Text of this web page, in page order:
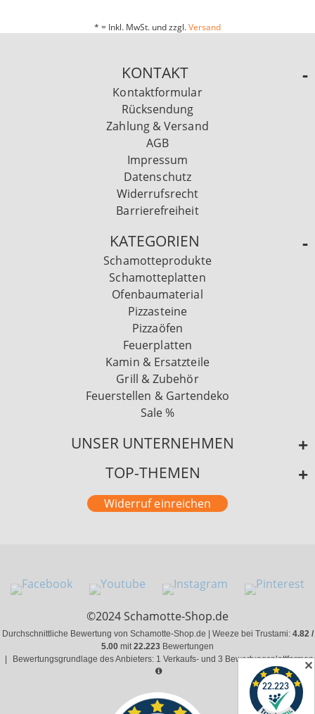
* = Inkl. MwSt. und zzgl.Versand
KONTAKT
Kontaktformular
Rücksendung
Zahlung & Versand
AGB
Impressum
Datenschutz
Widerrufsrecht
Barrierefreiheit
KATEGORIEN
Schamotteprodukte
Schamotteplatten
Ofenbaumaterial
Pizzasteine
Pizzaöfen
Feuerplatten
Kamin & Ersatzteile
Grill & Zubehör
Feuerstellen & Gartendeko
Sale %
UNSER UNTERNEHMEN
TOP-THEMEN
Widerruf einreichen
©2024 Schamotte-Shop.de
Durchschnittliche Bewertung von Schamotte-Shop.de | Weeze bei Trustami: 4.82 /
5.00 mit22.223 Bewertungen
Bewertungsgrundlage des Anbieters: 1 Verkaufs- und 3 Bewertungsplattformen
✕